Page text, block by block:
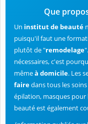
Que
Un institut de beauté
puisqu'il faut une
plutôt de "remodelage
nécessaires, c'est
mêmeà domicile. Les
fairedans tous les
épilation, masques pour
beauté est également